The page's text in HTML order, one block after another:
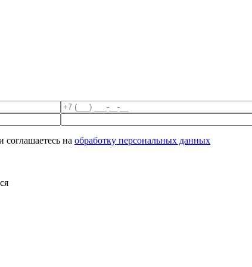
соглашаетесь на обработку персональных данных